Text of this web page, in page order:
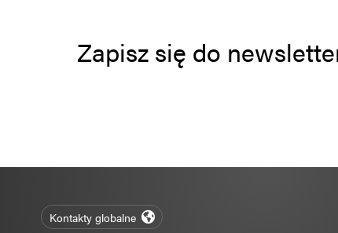
Zapisz się do
Kontakty globalne